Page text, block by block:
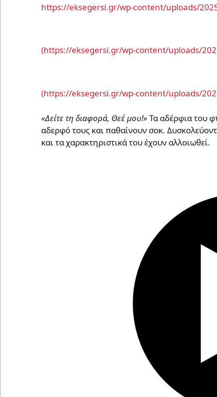
https://eksegersi.gr/wp-content/uploads/
«Δείτε τη διαφορά, Θεέ μου!»Τα αδέρφια του
αδερφό τους και παθαίνουν σοκ.
και τα χαρακτηριστικά του έχουν αλλοιωθεί.